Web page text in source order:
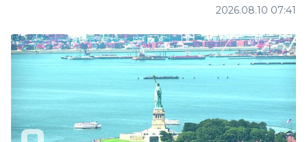
2026.08.10 07:41